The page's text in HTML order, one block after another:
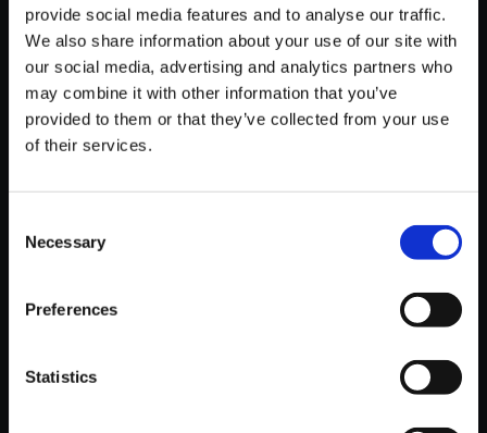
provide social media features and to analyse our traffic.
We also share information about your use of our site with
our social media, advertising and analytics partners who
may combine it with other information that you’ve
provided to them or that they’ve collected from your use
of their services.
Selection
Necessary
Preferences
Statistics
【単曲】ロックマン ゼロ＆ゼク
ス サウンドBOX Bullet Drive
150円
おすすめ商品